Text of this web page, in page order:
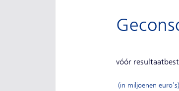
vóór
(in miljoenen euro's)